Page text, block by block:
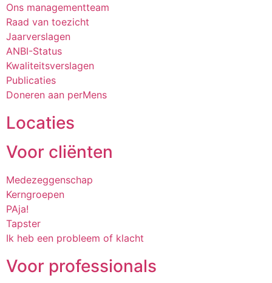
Ons management­team
Raad van toezicht
Jaarverslagen
ANBI-Status
Kwaliteitsverslagen
Publicaties
Doneren aan perMens
Locaties
Voor cliënten
Medezeggen­schap
Kerngroepen
PAja!
Tapster
Ik heb een probleem of klacht
Voor professionals